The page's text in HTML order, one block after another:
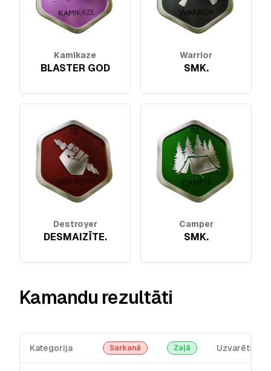
Kamikaze
BLASTER GOD
Warrior
SMK.
Destroyer
DESMAIZĪTE.
Camper
SMK.
Kamandu rezultāti
Kategorija Sarkanā Zaļā Uzvarētājs